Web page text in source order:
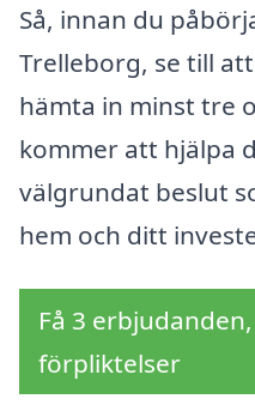
Så, innan du
Trelleborg, se till
hämta in minst tre
kommer att hjälpa
välgrundat beslut
hem och ditt
Få 3
förpliktelser